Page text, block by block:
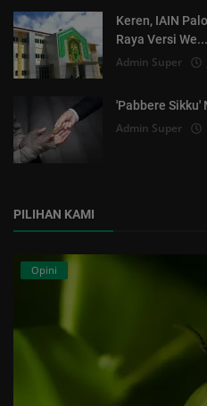
Keren, IAIN
Raya Versi We...
Admin Super
'Pabbere Sikku'
Admin Super
PILIHAN KAMI
Opini